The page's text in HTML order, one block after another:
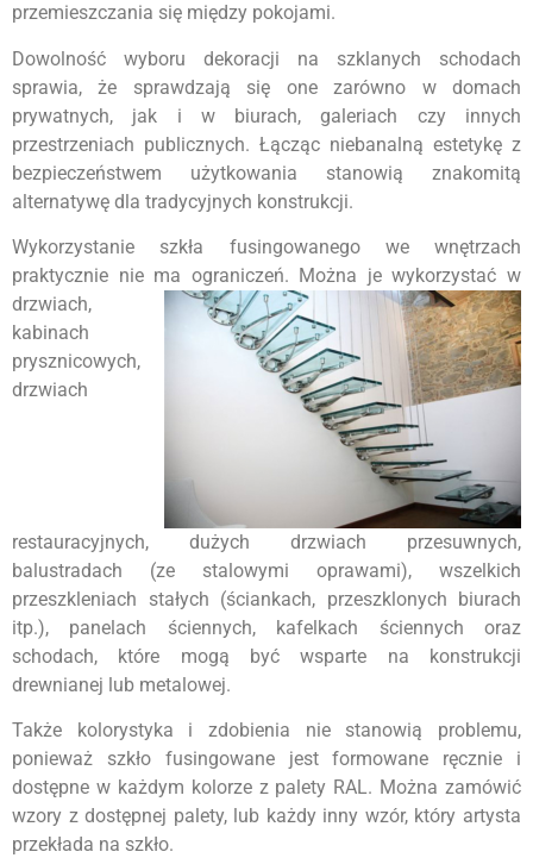
przemieszczania się między pokojami.
Dowolność wyboru dekoracji na szklanych schodach
sprawia, że sprawdzają się one zarówno w domach
prywatnych, jak i w biurach, galeriach czy innych
przestrzeniach publicznych. Łącząc niebanalną estetykę z
bezpieczeństwem użytkowania stanowią znakomitą
alternatywę dla tradycyjnych konstrukcji.
Wykorzystanie szkła fusingowanego we wnętrzach
praktycznie nie ma ograniczeń. Można je wykorzystać w
drzwiach,
kabinach
prysznicowych,
drzwiach
restauracyjnych, dużych drzwiach przesuwnych,
balustradach (ze stalowymi oprawami), wszelkich
przeszkleniach stałych (ściankach, przeszklonych biurach
itp.), panelach ściennych, kafelkach ściennych oraz
schodach, które mogą być wsparte na konstrukcji
drewnianej lub metalowej.
Także kolorystyka i zdobienia nie stanowią problemu,
ponieważ szkło fusingowane jest formowane ręcznie i
dostępne w każdym kolorze z palety RAL. Można zamówić
wzory z dostępnej palety, lub każdy inny wzór, który artysta
przekłada na szkło.